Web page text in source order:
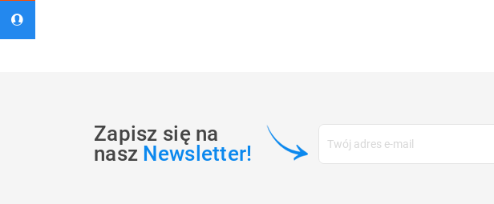
Zapisz się na
nasz Newsletter!